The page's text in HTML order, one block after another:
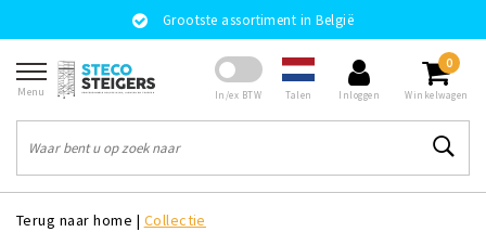
Grootste assortiment in België
Menu In/ex BTW Talen Inloggen
0
Winkelwagen
Terug naar home | Collectie